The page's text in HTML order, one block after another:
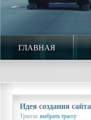
ГЛАВНАЯ
Идея создания сайта
Трассы: выбрать трассу